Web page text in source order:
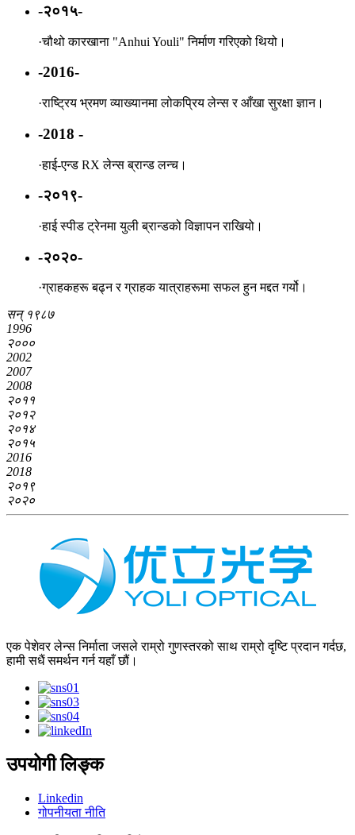
-२०१५-
·चौथो कारखाना "Anhui Youli" निर्माण गरिएको थियो।
-2016-
·राष्ट्रिय भ्रमण व्याख्यानमा लोकप्रिय लेन्स र आँखा सुरक्षा ज्ञान।
-2018 -
·हाई-एन्ड RX लेन्स ब्रान्ड लन्च।
-२०१९-
·हाई स्पीड ट्रेनमा युली ब्रान्डको विज्ञापन राखियो।
-२०२०-
·ग्राहकहरू बढ्न र ग्राहक यात्राहरूमा सफल हुन मद्दत गर्यो।
सन् १९८७
1996
२०००
2002
2007
2008
२०११
२०१२
२०१४
२०१५
2016
2018
२०१९
२०२०
एक पेशेवर लेन्स निर्माता जसले राम्रो गुणस्तरको साथ राम्रो दृष्टि प्रदान गर्दछ,
हामी सधैं समर्थन गर्न यहाँ छौं।
उपयोगी लिङ्क
Linkedin
गोपनीयता नीति